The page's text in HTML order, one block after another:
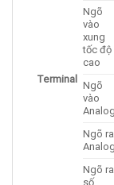
Terminal
Ngõ
vào
xung
tốc độ
cao
Ngõ
vào
Analog
Ngõ ra
Analog
Ngõ ra
số